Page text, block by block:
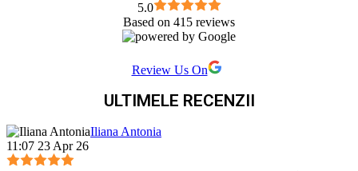
5.0
Based on 415 reviews
Review Us On
ULTIMELE RECENZII
Iliana Antonia
11:07 23 Apr 26